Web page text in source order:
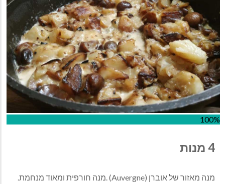
100%
4 מנות
מנה מאזור של אוברן (Auvergne) .מנה חורפית ומאוד מנחמת.